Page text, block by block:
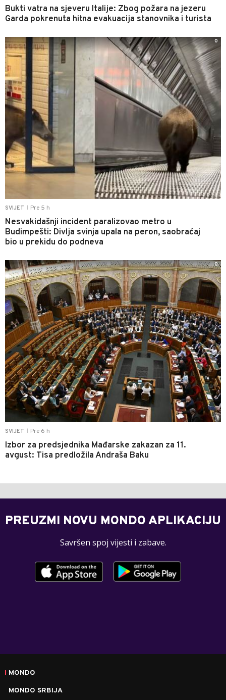
Bukti vatra na sjeveru Italije: Zbog požara na jezeru
Garda pokrenuta hitna evakuacija stanovnika i turista
SVIJET Pre 5 h
Nesvakidašnji incident paralizovao metro u
Budimpešti: Divlja svinja upala na peron, saobraćaj
bio u prekidu do podneva
0
SVIJET Pre 6 h
Izbor za predsjednika Mađarske zakazan za 11.
avgust: Tisa predložila Andraša Baku
0
PREUZMI NOVU MONDO APLIKACIJU
Savršen spoj vijesti i zabave.
MONDO
MONDO SRBIJA